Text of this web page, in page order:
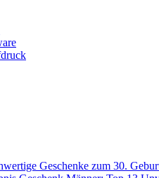
Geschenke zum 30.